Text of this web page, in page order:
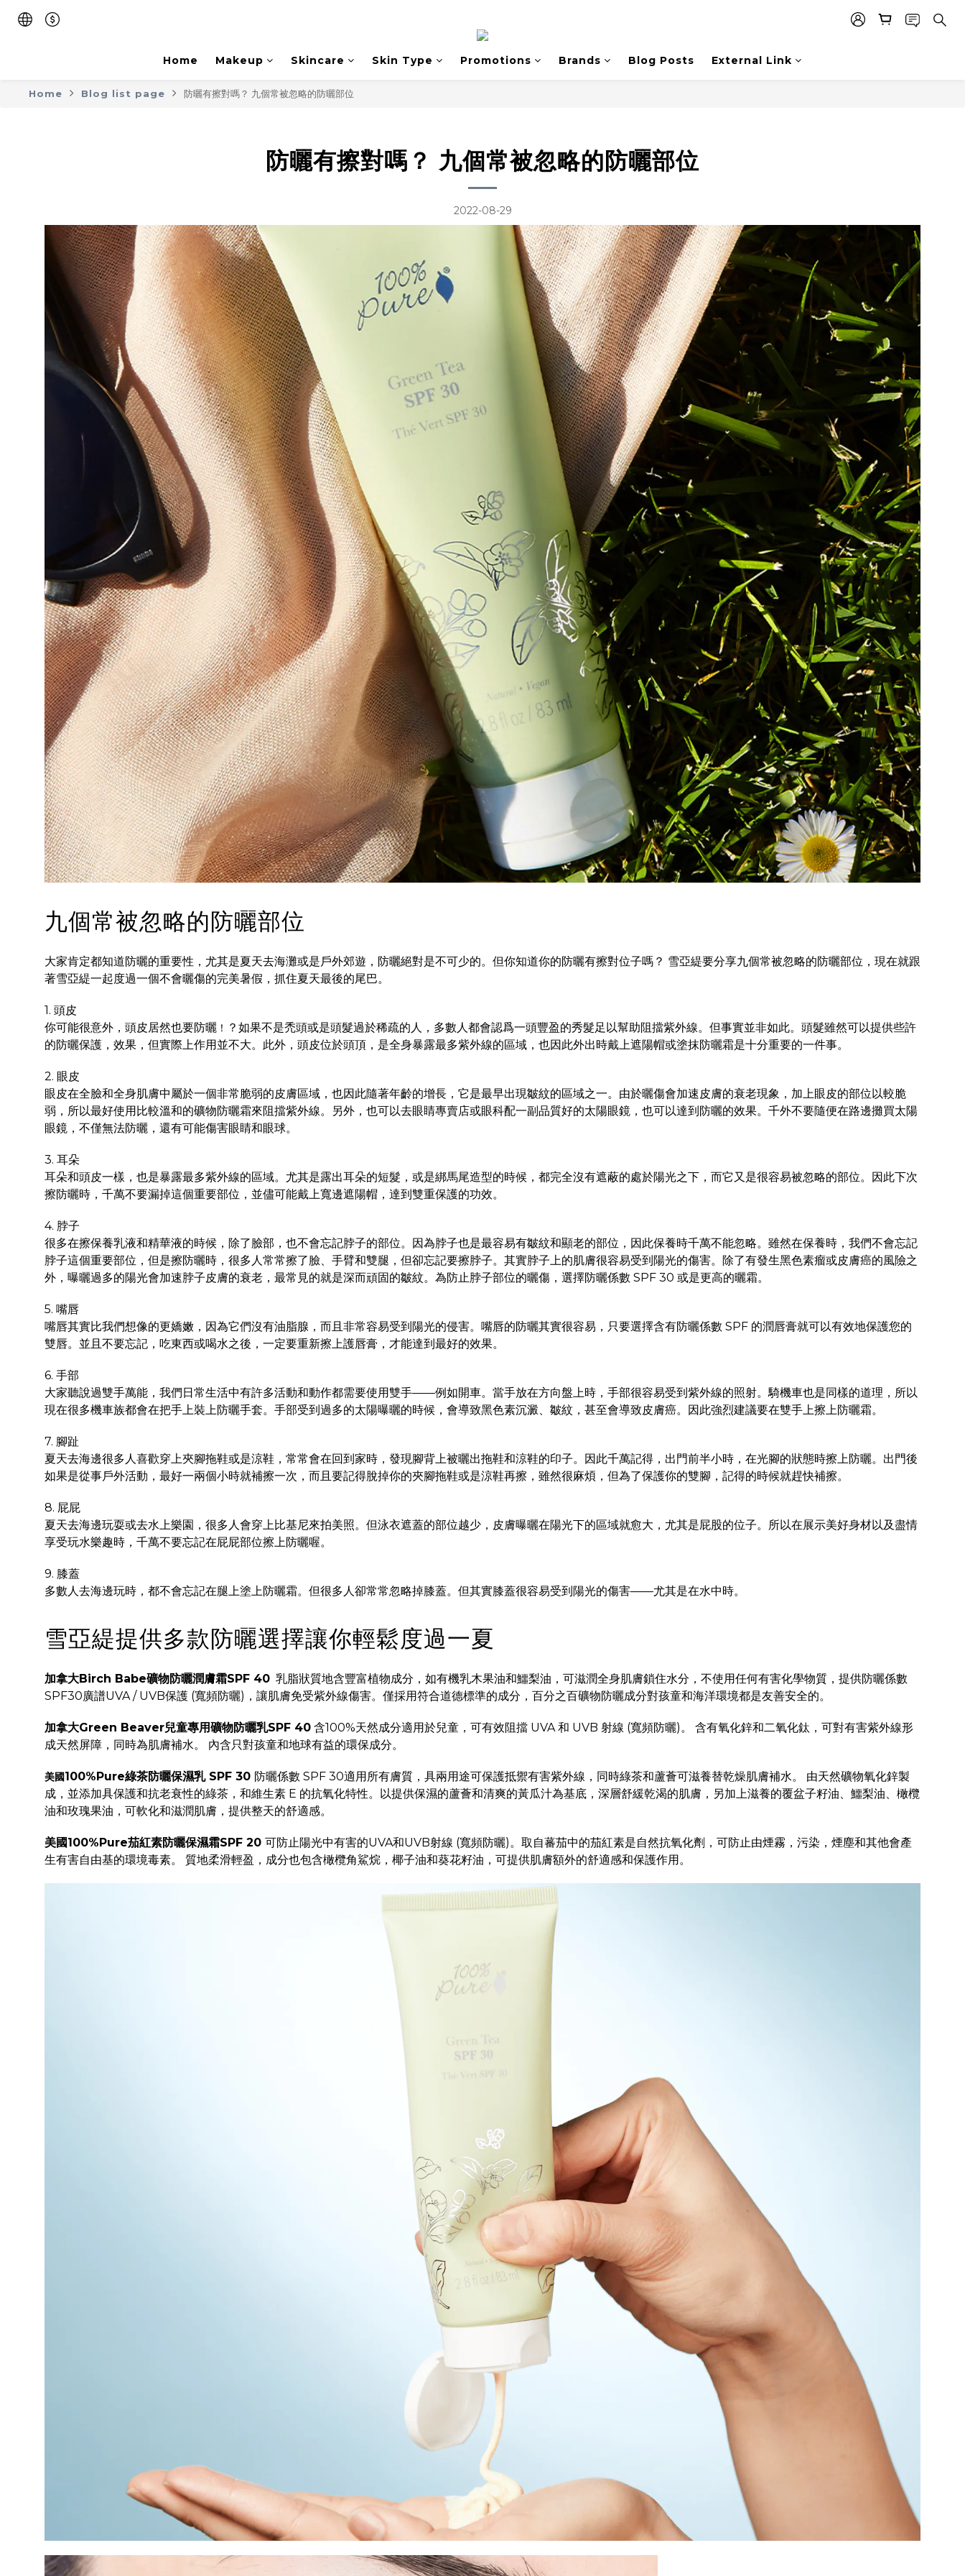
Home Makeup Skincare Skin Type Promotions Brands Blog Posts External Link
Home Blog list page 防曬有擦對嗎？ 九個常被忽略的防曬部位
防曬有擦對嗎？ 九個常被忽略的防曬部位
2022-08-29
九個常被忽略的防曬部位
大家肯定都知道防曬的重要性，尤其是夏天去海灘或是戶外郊遊，防曬絕對是不可少的。但你知道你的防曬有擦對位子嗎？ 雪亞緹要分享九個常被忽略的防曬部位，現在就跟
著雪亞緹一起度過一個不會曬傷的完美暑假，抓住夏天最後的尾巴。
1. 頭皮
你可能很意外，頭皮居然也要防曬 ！ ？如果不是禿頭或是頭髮過於稀疏的人，多數人都會認爲一頭豐盈的秀髮足以幫助阻擋紫外線。但事實並非如此。頭髮雖然可以提供些許
的防曬保護，效果，但實際上作用並不大。此外，頭皮位於頭頂，是全身暴露最多紫外線的區域，也因此外出時戴上遮陽帽或塗抹防曬霜是十分重要的一件事。
2. 眼皮
眼皮在全臉和全身肌膚中屬於一個非常脆弱的皮膚區域，也因此隨著年齡的增長，它是最早出現皺紋的區域之一。由於曬傷會加速皮膚的衰老現象，加上眼皮的部位以較脆
弱，所以最好使用比較溫和的礦物防曬霜來阻擋紫外線。另外，也可以去眼睛專賣店或眼科配一副品質好的太陽眼鏡，也可以達到防曬的效果。千外不要隨便在路邊攤買太陽
眼鏡，不僅無法防曬，還有可能傷害眼睛和眼球。
3. 耳朵
耳朵和頭皮一樣，也是暴露最多紫外線的區域。尤其是露出耳朵的短髮，或是綁馬尾造型的時候，都完全沒有遮蔽的處於陽光之下，而它又是很容易被忽略的部位。因此下次
擦防曬時，千萬不要漏掉這個重要部位，並儘可能戴上寬邊遮陽帽，達到雙重保護的功效。
4. 脖子
很多在擦保養乳液和精華液的時候，除了臉部，也不會忘記脖子的部位。因為脖子也是最容易有皺紋和顯老的部位，因此保養時千萬不能忽略。雖然在保養時，我們不會忘記
脖子這個重要部位，但是擦防曬時，很多人常常擦了臉、手臂和雙腿，但卻忘記要擦脖子。其實脖子上的肌膚很容易受到陽光的傷害。除了有發生黑色素瘤或皮膚癌的風險之
外，曝曬過多的陽光會加速脖子皮膚的衰老，最常見的就是深而頑固的皺紋。為防止脖子部位的曬傷，選擇防曬係數 SPF 30 或是更高的曬霜。
5. 嘴唇
嘴唇其實比我們想像的更嬌嫩，因為它們沒有油脂腺，而且非常容易受到陽光的侵害。嘴唇的防曬其實很容易，只要選擇含有防曬係數 SPF 的潤唇膏就可以有效地保護您的
雙唇。並且不要忘記，吃東西或喝水之後，一定要重新擦上護唇膏，才能達到最好的效果。
6. 手部
大家聽說過雙手萬能，我們日常生活中有許多活動和動作都需要使用雙手——例如開車。當手放在方向盤上時，手部很容易受到紫外線的照射。騎機車也是同樣的道理，所以
現在很多機車族都會在把手上裝上防曬手套。手部受到過多的太陽曝曬的時候，會導致黑色素沉澱、皺紋，甚至會導致皮膚癌。因此強烈建議要在雙手上擦上防曬霜。
7. 腳趾
夏天去海邊很多人喜歡穿上夾腳拖鞋或是涼鞋，常常會在回到家時，發現腳背上被曬出拖鞋和涼鞋的印子。因此千萬記得，出門前半小時，在光腳的狀態時擦上防曬。出門後
如果是從事戶外活動，最好一兩個小時就補擦一次，而且要記得脫掉你的夾腳拖鞋或是涼鞋再擦，雖然很麻煩，但為了保護你的雙腳，記得的時候就趕快補擦。
8. 屁屁
夏天去海邊玩耍或去水上樂園，很多人會穿上比基尼來拍美照。但泳衣遮蓋的部位越少，皮膚曝曬在陽光下的區域就愈大，尤其是屁股的位子。所以在展示美好身材以及盡情
享受玩水樂趣時，千萬不要忘記在屁屁部位擦上防曬喔。
9. 膝蓋
多數人去海邊玩時，都不會忘記在腿上塗上防曬霜。但很多人卻常常忽略掉膝蓋。但其實膝蓋很容易受到陽光的傷害——尤其是在水中時。
雪亞緹提供多款防曬選擇讓你輕鬆度過一夏
加拿大Birch Babe礦物防曬潤膚霜SPF 40 乳脂狀質地含豐富植物成分，如有機乳木果油和鱷梨油，可滋潤全身肌膚鎖住水分，不使用任何有害化學物質，提供防曬係數
SPF30廣譜UVA / UVB保護 (寬頻防曬)，讓肌膚免受紫外線傷害。僅採用符合道德標準的成分，百分之百礦物防曬成分對孩童和海洋環境都是友善安全的。
加拿大Green Beaver兒童專用礦物防曬乳SPF 40 含100%天然成分適用於兒童，可有效阻擋 UVA 和 UVB 射線 (寬頻防曬)。 含有氧化鋅和二氧化鈦，可對有害紫外線形
成天然屏障，同時為肌膚補水。 內含只對孩童和地球有益的環保成分。
美國100%Pure綠茶防曬保濕乳 SPF 30 防曬係數 SPF 30適用所有膚質，具兩用途可保護抵禦有害紫外線，同時綠茶和蘆薈可滋養替乾燥肌膚補水。 由天然礦物氧化鋅製
成，並添加具保護和抗老衰性的綠茶，和維生素 E 的抗氧化特性。以提供保濕的蘆薈和清爽的黃瓜汁為基底，深層舒緩乾渴的肌膚，另加上滋養的覆盆子籽油、鱷梨油、橄欖
油和玫瑰果油，可軟化和滋潤肌膚，提供整天的舒適感。
美國100%Pure茄紅素防曬保濕霜SPF 20 可防止陽光中有害的UVA和UVB射線 (寬頻防曬)。取自蕃茄中的茄紅素是自然抗氧化劑，可防止由煙霧，污染，煙塵和其他會產
生有害自由基的環境毒素。 質地柔滑輕盈，成分也包含橄欖角鯊烷，椰子油和葵花籽油，可提供肌膚額外的舒適感和保護作用。